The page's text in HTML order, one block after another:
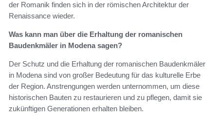
der Romanik finden sich in der römischen Architektur der
Renaissance wieder.
Was kann man über die Erhaltung der romanischen
Baudenkmäler in Modena sagen?
Der Schutz und die Erhaltung der romanischen Baudenkmäler
in Modena sind von großer Bedeutung für das kulturelle Erbe
der Region. Anstrengungen werden unternommen, um diese
historischen Bauten zu restaurieren und zu pflegen, damit sie
zukünftigen Generationen erhalten bleiben.